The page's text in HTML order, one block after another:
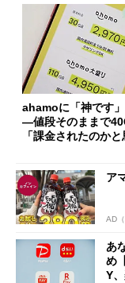
ahamoに「神です
―値段そのままで
「課金されたのか
ア
AD
あ
め
Y